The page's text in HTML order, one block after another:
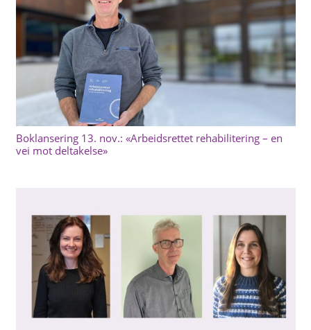
Boklansering 13. nov.: «Arbeidsrettet rehabilitering – en
vei mot deltakelse»